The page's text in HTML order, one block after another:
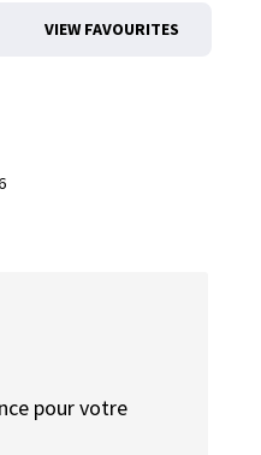
VIEW FAVOURITES
pour votre